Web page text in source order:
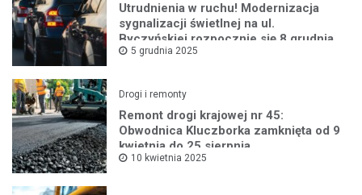
Utrudnienia w ruchu! Modernizacja
sygnalizacji świetlnej na ul.
Byczyńskiej rozpocznie się 8 grudnia
5 grudnia 2025
Drogi i remonty
Remont drogi krajowej nr 45:
Obwodnica Kluczborka zamknięta od 9
kwietnia do 25 sierpnia
10 kwietnia 2025